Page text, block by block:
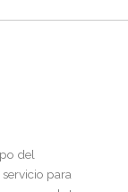
del
para